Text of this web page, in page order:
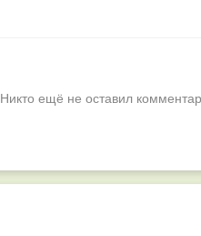
Никто ещё не оставил